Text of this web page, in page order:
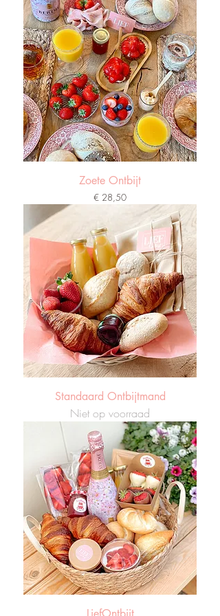
Zoete Ontbijt
Prijs
€ 28,50
Standaard Ontbijtmand
Niet op voorraad